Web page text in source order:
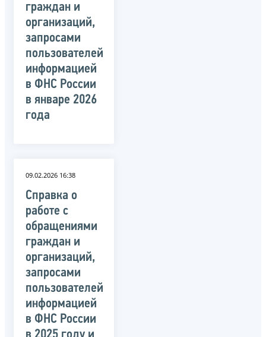
граждан и
организаций,
запросами
пользователей
информацией
в ФНС России
в январе 2026
года
09.02.2026 16:38
Справка о
работе с
обращениями
граждан и
организаций,
запросами
пользователей
информацией
в ФНС России